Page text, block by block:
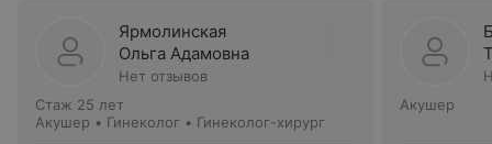
Ярмолинская
Ольга Адамовна
Нет отзывов
Стаж 25 лет
Акушер • Гинеколог • Гинеколог-хирург
Акушер